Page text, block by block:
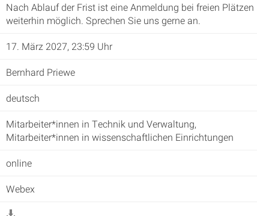
Nach Ablauf der Frist ist eine Anmeldung bei freien Plätzen
weiterhin möglich. Sprechen Sie uns gerne an.
17. März 2027, 23:59 Uhr
Bernhard Priewe
deutsch
Mitarbeiter*innen in Technik und Verwaltung,
Mitarbeiter*innen in wissenschaftlichen Einrichtungen
online
Webex